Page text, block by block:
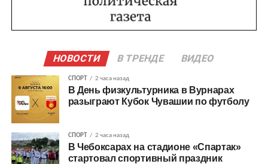
НОВОСТИ В ТРЕНДЕ ВИДЕО
СПОРТ 2 часа назад
В День физкультурника в Вурнарах
разыграют Кубок Чувашии по футболу
СПОРТ 2 часа назад
В Чебоксарах на стадионе «Спартак»
стартовал спортивный праздник